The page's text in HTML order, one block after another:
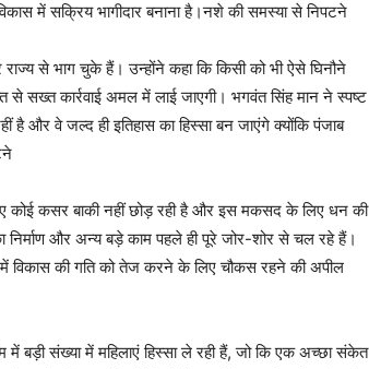
में सक्रिय भागीदार बनाना है।नशे की समस्या से निपटने
से भाग चुके हैं। उन्होंने कहा कि किसी को भी ऐसे घिनौने
से सख्त कार्रवाई अमल में लाई जाएगी। भगवंत सिंह मान ने स्पष्ट
है और वे जल्द ही इतिहास का हिस्सा बन जाएंगे क्योंकि पंजाब
कोई कसर बाकी नहीं छोड़ रही है और इस मकसद के लिए धन की
निर्माण और अन्य बड़े काम पहले ही पूरे जोर-शोर से चल रहे हैं।
विकास की गति को तेज करने के लिए चौकस रहने की अपील
बड़ी संख्या में महिलाएं हिस्सा ले रही हैं, जो कि एक अच्छा संकेत